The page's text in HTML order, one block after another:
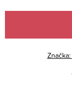
cena:
Značka: